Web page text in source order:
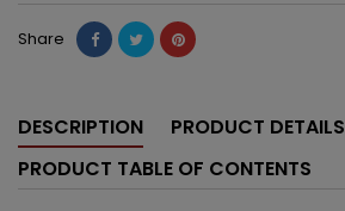
Share
DESCRIPTION
PRODUCT DETAILS
PRODUCT TABLE OF CONTENTS